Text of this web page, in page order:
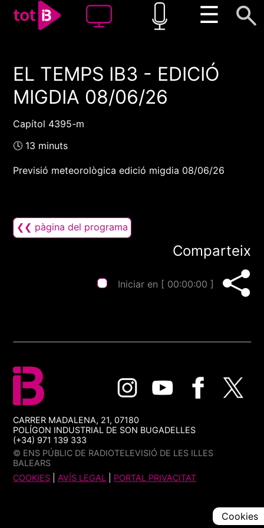
☰
00:00 00:00
1x
EL TEMPS IB3 - EDICIÓ
MIGDIA 08/06/26
Capítol 4395-m
🕓 13 minuts
Previsió meteorològica edició migdia 08/06/26
❮❮ pàgina del programa
Comparteix
Iniciar en [ 00:00:00 ]
CARRER MADALENA, 21, 07180
POLÍGON INDUSTRIAL DE SON BUGADELLES
(+34) 971 139 333
© ENS PÚBLIC DE RADIOTELEVISIÓ DE LES ILLES
BALEARS
COOKIES |AVÍS LEGAL PORTAL PRIVACITAT
Cookies